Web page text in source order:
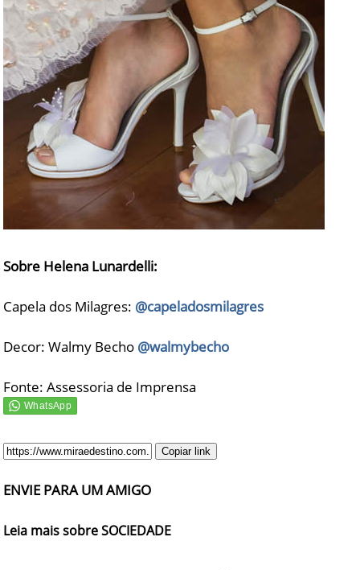
Sobre Helena Lunardelli:
Capela dos Milagres: @capeladosmilagres
Decor: Walmy Becho @walmybecho
Fonte: Assessoria de Imprensa
Copiar link
ENVIE PARA UM AMIGO
Leia mais sobre SOCIEDADE